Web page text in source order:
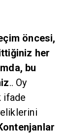
öncesi,
her
bu
.. Oy
ifade